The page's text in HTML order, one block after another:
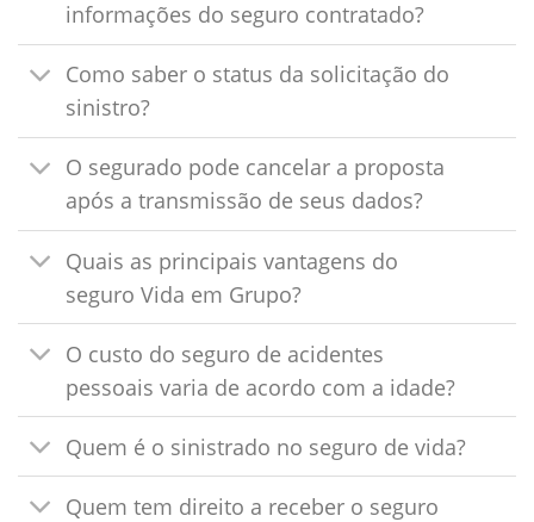
informações do seguro contratado?
Como saber o status da solicitação do
sinistro?
O segurado pode cancelar a proposta
após a transmissão de seus dados?
Quais as principais vantagens do
seguro Vida em Grupo?
O custo do seguro de acidentes
pessoais varia de acordo com a idade?
Quem é o sinistrado no seguro de vida?
Quem tem direito a receber o seguro